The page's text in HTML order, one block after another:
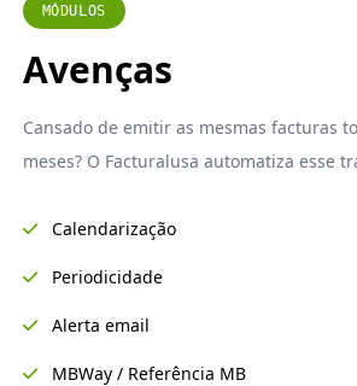
MÓDULOS
Avenças
Cansado de emitir as mesmas facturas
meses? O Facturalusa automatiza esse
Calendarização
Periodicidade
Alerta email
MBWay / Referência MB